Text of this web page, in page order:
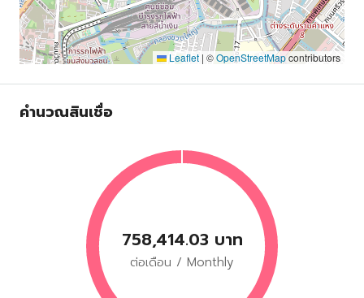
Leaflet | ©OpenStreetMapcontributors
คำนวณสินเชื่อ
758,414.03 บาท
ต่อเดือน / Monthly